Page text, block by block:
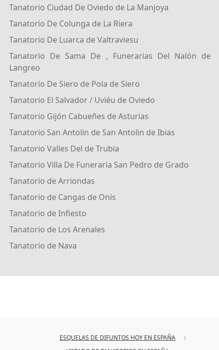
Tanatorio Ciudad De Oviedo de La Manjoya
Tanatorio De Colunga de La Riera
Tanatorio De Luarca de Valtraviesu
Tanatorio De Sama De , Funerarias Del Nalón de
Langreo
Tanatorio De Siero de Pola de Siero
Tanatorio El Salvador / Uviéu de Oviedo
Tanatorio Gijón Cabueñes de Asturias
Tanatorio San Antolin de San Antolin de Ibias
Tanatorio Valles Del de Trubia
Tanatorio Villa De Funeraria San Pedro de Grado
Tanatorio de Arriondas
Tanatorio de Cangas de Onís
Tanatorio de Infiesto
Tanatorio de Los Arenales
Tanatorio de Nava
ESQUELAS DE DIFUNTOS HOY EN ESPAÑA